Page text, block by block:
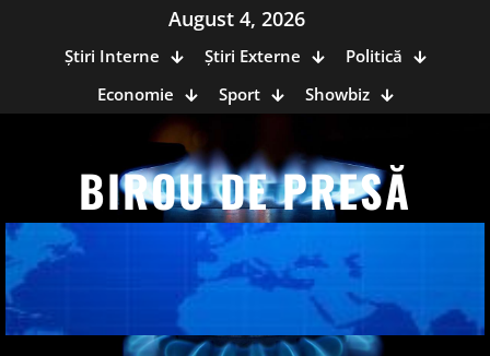
August 4, 2026
Știri Interne Știri Externe
Politică
Economie
Sport Showbiz
BIROU DE PRESĂ